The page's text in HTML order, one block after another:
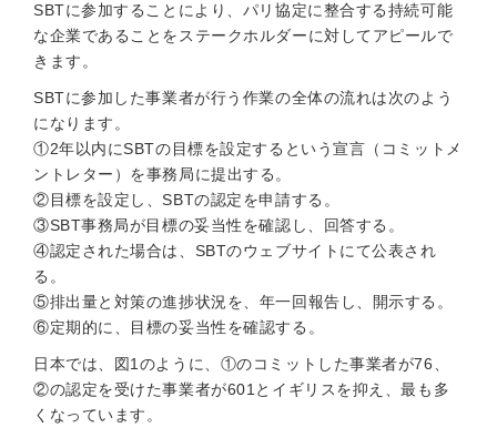
SBTに参加することにより、パリ協定に整合する持続可能
な企業であることをステークホルダーに対してアピールで
きます。
SBTに参加した事業者が行う作業の全体の流れは次のよう
になります。
①2年以内にSBTの目標を設定するという宣言（コミットメ
ントレター）を事務局に提出する。
②目標を設定し、SBTの認定を申請する。
③SBT事務局が目標の妥当性を確認し、回答する。
④認定された場合は、SBTのウェブサイトにて公表され
る。
⑤排出量と対策の進捗状況を、年一回報告し、開示する。
⑥定期的に、目標の妥当性を確認する。
日本では、図1のように、①のコミットした事業者が76、
②の認定を受けた事業者が601とイギリスを抑え、最も多
くなっています。